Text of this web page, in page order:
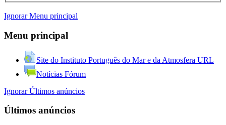
Ignorar Menu principal
Menu principal
Site do Instituto Português do Mar e da Atmosfera URL
Notícias Fórum
Ignorar Últimos anúncios
Últimos anúncios